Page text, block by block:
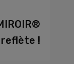
reflète !